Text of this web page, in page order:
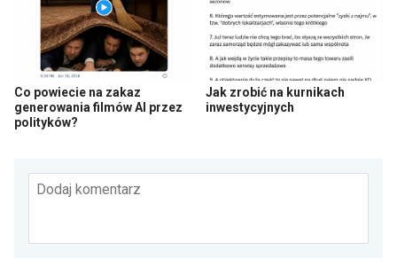
Co powiecie na zakaz
generowania filmów AI przez
polityków?
Jak zrobić na kurnikach
inwestycyjnych
Dodaj komentarz